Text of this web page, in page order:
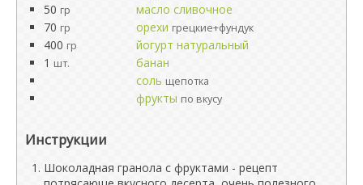
50 гр
масло сливочное
70 гр орехи грецкие+фундук
400 гр
йогурт натуральный
1 шт.
банан
соль щепотка
фрукты по вкусу
Инструкции
Шоколадная гранола с фруктами - рецепт